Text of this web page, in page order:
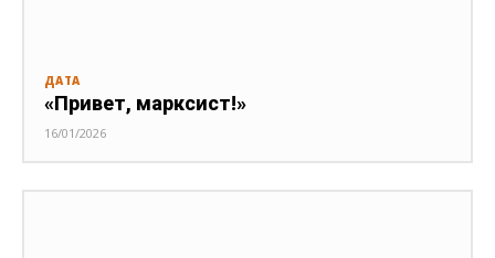
ДАТА
«Привет, марксист!»
16/01/2026